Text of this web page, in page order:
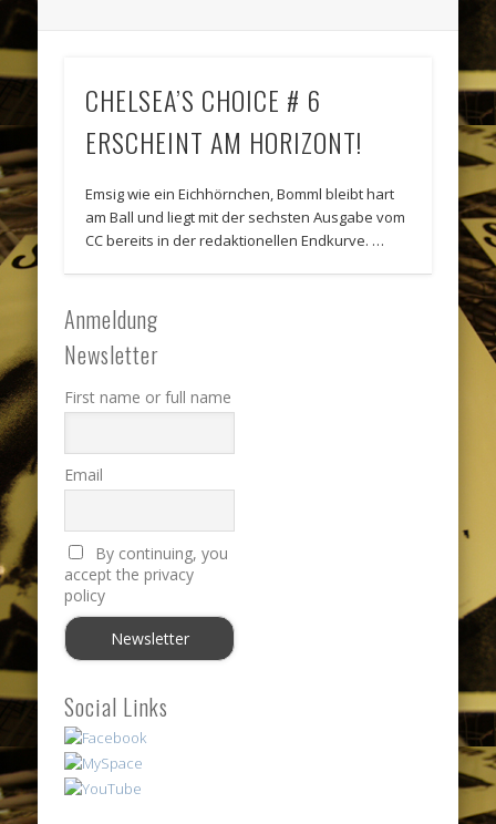
CHELSEA’S CHOICE # 6
ERSCHEINT AM HORIZONT!
Emsig wie ein Eichhörnchen, Bomml bleibt hart
am Ball und liegt mit der sechsten Ausgabe vom
CC bereits in der redaktionellen Endkurve. …
Anmeldung
Newsletter
First name or full name
Email
By continuing, you
accept the privacy
policy
Social Links